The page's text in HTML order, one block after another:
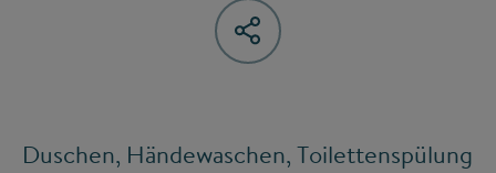
Duschen, Händewaschen, Toilettenspülung